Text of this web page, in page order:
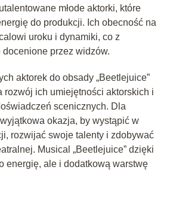
młode aktorki, które
do produkcji. Ich obecność na
uroku i dynamiki, co z
przez widzów.
aktorek do obsady „Beetlejuice”
rozwój ich umiejętności aktorskich i
scenicznych. Dla
okazja, by wystąpić w
rozwijać swoje talenty i zdobywać
Musical „Beetlejuice” dzięki
energię, ale i dodatkową warstwę